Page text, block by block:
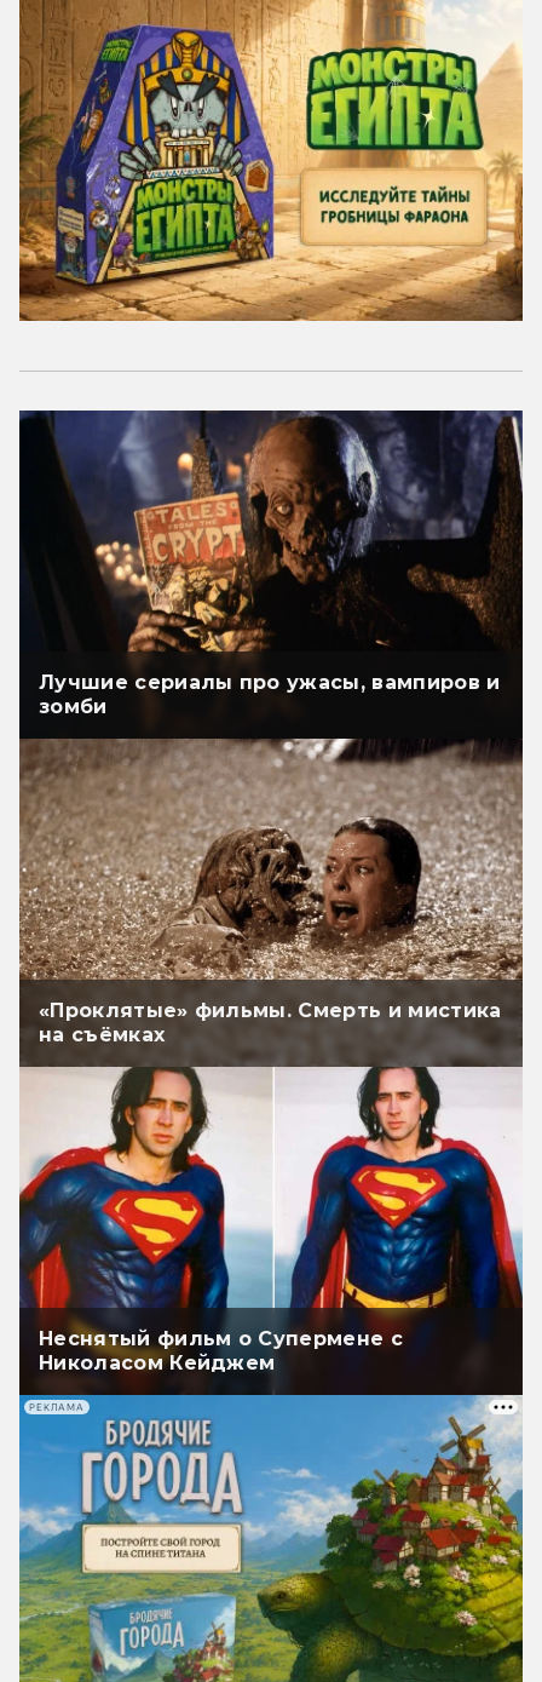
Лучшие сериалы про ужасы, вампиров и
зомби
«Проклятые» фильмы. Смерть и мистика
на съёмках
Неснятый фильм о Супермене с
Николасом Кейджем
РЕКЛАМА